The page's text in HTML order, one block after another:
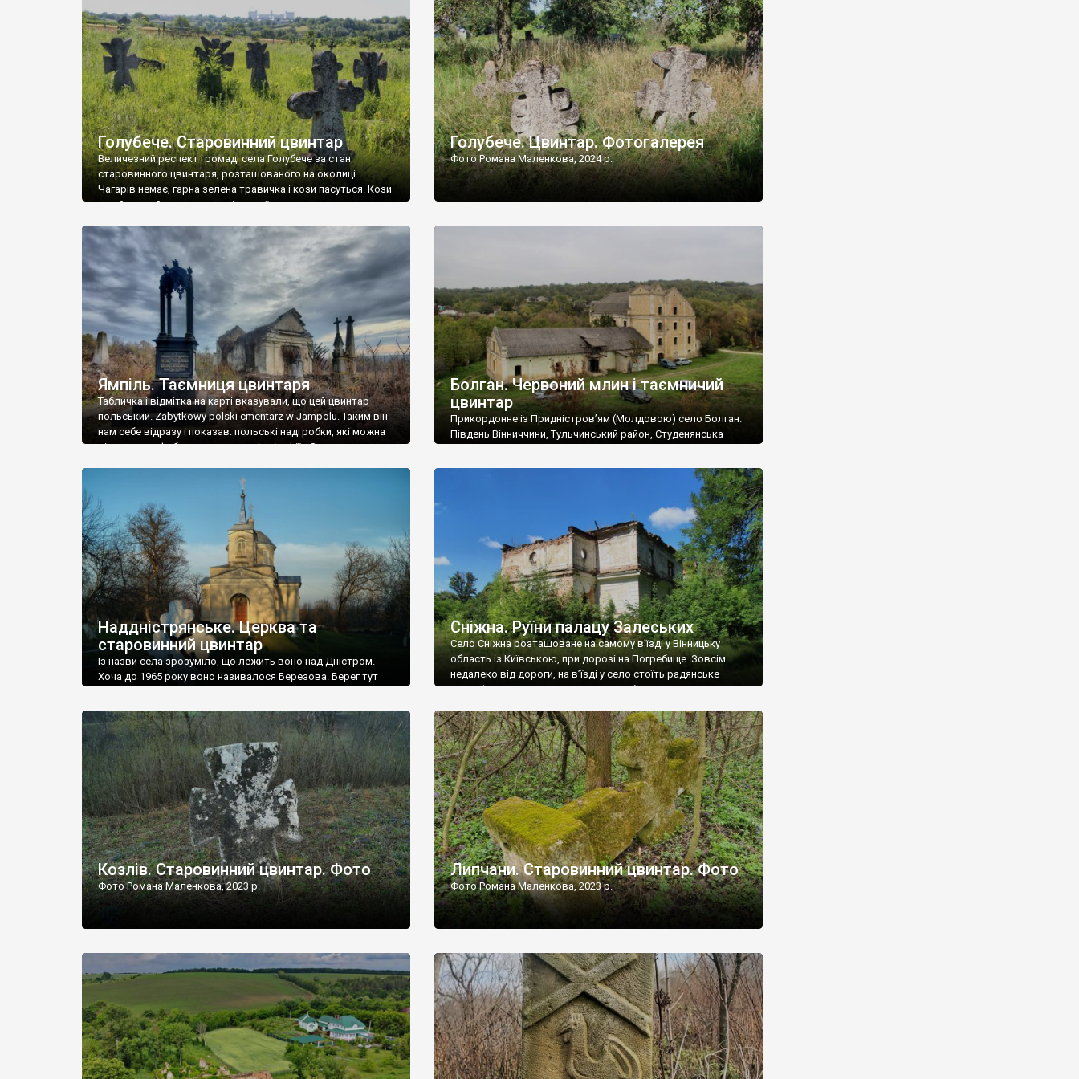
[…]
Голубече. Старовинний цвинтар
Величезний респект громаді села Голубече за стан
старовинного цвинтаря, розташованого на околиці.
Чагарів немає, гарна зелена травичка і кози пасуться. Кози
– найкращий регулятор шкідливої, для старих кладовищ,
бруньками, кози ті бруньки обгризають, бо то улюблений
делікатес. На цвинтарі у Голубечому ціла колекція
різноманітних форм хрестів. Село відносно невелике, […]
Голубече. Цвинтар. Фотогалерея
Фото Романа Маленкова, 2024 р.
Ямпіль. Таємниця цвинтаря
Табличка і відмітка на карті вказували, що цей цвинтар
польський. Zabytkowy polski cmentarz w Jampolu. Таким він
нам себе відразу і показав: польські надгробки, які можна
віднести до фабричних, польські епітафії… Загалом цвинтар
виявилося більше семи гектарів. Перше враження про
абсолютну звичайність польського цвинтаря виявилося
оманливим – […]
Болган. Червоний млин і таємничий
цвинтар
Прикордонне із Придністров’ям (Молдовою) село Болган.
Південь Вінниччини, Тульчинський район, Студенянська
старовинний цвинтар із кам’яними хрестами. Всі епітафії, які
збереглися, написані кирилицею, церковнослов’янською
мовою. За всіма традиційними ознаками – цвинтар
український. Хрести датуються 19 століттям. У 1924-1940
роках Болган […]
Наддністрянське. Церква та
старовинний цвинтар
Із назви села зрозуміло, що лежить воно над Дністром.
Хоча до 1965 року воно називалося Березова. Берег тут
Наддністрянське відрізняється від більшості навколишніх
сіл. У селі є мурована Михайлівська церква. Точної дати […]
Сніжна. Руїни палацу Залеських
Село Сніжна розташоване на самому в’їзді у Вінницьку
область із Київською, при дорозі на Погребище. Зовсім
недалеко від дороги, на в’їзді у село стоїть радянське
рельєфне пано, яке показує жінку і яблуню, а трохи далі,
дороги їх не видно, але видно дві стареньких колії у траві –
[…]
Козлів. Старовинний цвинтар. Фото
Фото Романа Маленкова, 2023 р.
Липчани. Старовинний цвинтар. Фото
Фото Романа Маленкова, 2023 р.